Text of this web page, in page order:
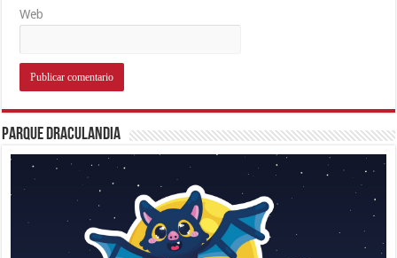
Web
Parque Draculandia